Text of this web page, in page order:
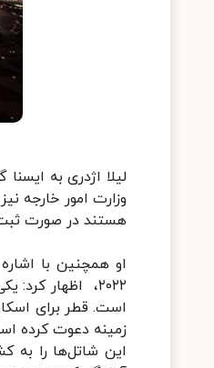
لیلا اژدری به
وزارت امور خارجه
هستند در صورت
او همچنین با
۲۰۲۲، ‌ اظهار
است. قطر برای
زمینه دعوت کرده
این شاتل‌ها را به